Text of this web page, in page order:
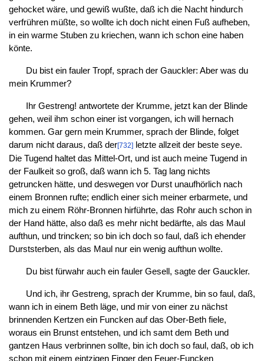
gehocket wäre, und gewiß wußte, daß ich die Nacht hindurch
verfrühren müßte, so wollte ich doch nicht einen Fuß aufheben,
in ein warme Stuben zu kriechen, wann ich schon eine haben
könte.
Du bist ein fauler Tropf, sprach der Gauckler: Aber was du
mein Krummer?
Ihr Gestreng! antwortete der Krumme, jetzt kan der Blinde
gehen, weil ihm schon einer ist vorgangen, ich will hernach
kommen. Gar gern mein Krummer, sprach der Blinde, folget
darum nicht daraus, daß der[732]letzte allzeit der beste seye.
Die Tugend haltet das Mittel-Ort, und ist auch meine Tugend in
der Faulkeit so groß, daß wann ich 5. Tag lang nichts
getruncken hätte, und deswegen vor Durst unaufhörlich nach
einem Bronnen rufte; endlich einer sich meiner erbarmete, und
mich zu einem Röhr-Bronnen hirführte, das Rohr auch schon in
der Hand hätte, also daß es mehr nicht bedärfte, als das Maul
aufthun, und trincken; so bin ich doch so faul, daß ich ehender
Durststerben, als das Maul nur ein wenig aufthun wollte.
Du bist fürwahr auch ein fauler Gesell, sagte der Gauckler.
Und ich, ihr Gestreng, sprach der Krumme, bin so faul, daß,
wann ich in einem Beth läge, und mir von einer zu nächst
brinnenden Kertzen ein Funcken auf das Ober-Beth fiele,
woraus ein Brunst entstehen, und ich samt dem Beth und
gantzen Haus verbrinnen sollte, bin ich doch so faul, daß, ob ich
schon mit einem eintzigen Finger den Feuer-Funcken